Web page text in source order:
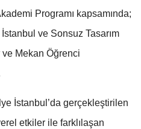
Programı kapsamında;
ve Sonsuz Tasarım
ve Mekan Öğrenci
İstanbul’da gerçekleştirilen
etkiler ile farklılaşan